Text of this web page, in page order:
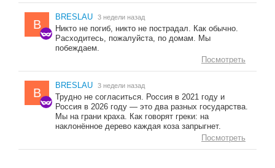
B
BRESLAU 3 недели назад
Никто не погиб, никто не пострадал. Как обычно.
Расходитесь, пожалуйста, по домам. Мы
побеждаем.
Посмотреть
B
BRESLAU 3 недели назад
Трудно не согласиться. Россия в 2021 году и
Россия в 2026 году — это два разных государства.
Мы на грани краха. Как говорят греки: на
наклонённое дерево каждая коза запрыгнет.
Посмотреть